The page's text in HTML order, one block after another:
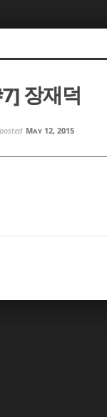
장재덕
posted May 12, 2015